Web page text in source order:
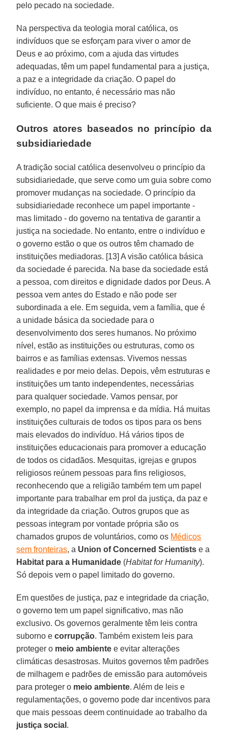
pelo pecado na sociedade.
Na perspectiva da teologia moral católica, os
indivíduos que se esforçam para viver o amor de
Deus e ao próximo, com a ajuda das virtudes
adequadas, têm um papel fundamental para a justiça,
a paz e a integridade da criação. O papel do
indivíduo, no entanto, é necessário mas não
suficiente. O que mais é preciso?
Outros atores baseados no princípio da
subsidiariedade
A tradição social católica desenvolveu o princípio da
subsidiariedade, que serve como um guia sobre como
promover mudanças na sociedade. O princípio da
subsidiariedade reconhece um papel importante -
mas limitado - do governo na tentativa de garantir a
justiça na sociedade. No entanto, entre o indivíduo e
o governo estão o que os outros têm chamado de
instituições mediadoras. [13] A visão católica básica
da sociedade é parecida. Na base da sociedade está
a pessoa, com direitos e dignidade dados por Deus. A
pessoa vem antes do Estado e não pode ser
subordinada a ele. Em seguida, vem a família, que é
a unidade básica da sociedade para o
desenvolvimento dos seres humanos. No próximo
nível, estão as instituições ou estruturas, como os
bairros e as famílias extensas. Vivemos nessas
realidades e por meio delas. Depois, vêm estruturas e
instituições um tanto independentes, necessárias
para qualquer sociedade. Vamos pensar, por
exemplo, no papel da imprensa e da mídia. Há muitas
instituições culturais de todos os tipos para os bens
mais elevados do indivíduo. Há vários tipos de
instituições educacionais para promover a educação
de todos os cidadãos. Mesquitas, igrejas e grupos
religiosos reúnem pessoas para fins religiosos,
reconhecendo que a religião também tem um papel
importante para trabalhar em prol da justiça, da paz e
da integridade da criação. Outros grupos que as
pessoas integram por vontade própria são os
chamados grupos de voluntários, como os Médicos
sem fronteiras, a Union of Concerned Scientists e a
Habitat para a Humanidade (Habitat for Humanity).
Só depois vem o papel limitado do governo.
Em questões de justiça, paz e integridade da criação,
o governo tem um papel significativo, mas não
exclusivo. Os governos geralmente têm leis contra
suborno ecorrupção. Também existem leis para
proteger o meio ambiente e evitar alterações
climáticas desastrosas. Muitos governos têm padrões
de milhagem e padrões de emissão para automóveis
para proteger o meio ambiente. Além de leis e
regulamentações, o governo pode dar incentivos para
que mais pessoas deem continuidade ao trabalho da
justiça social .